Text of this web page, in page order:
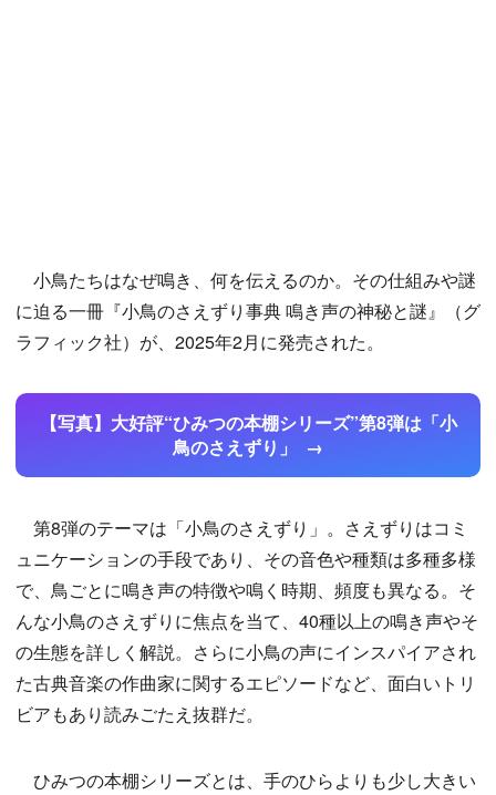
小鳥たちはなぜ鳴き、何を伝えるのか。その仕組みや謎
に迫る一冊『小鳥のさえずり事典 鳴き声の神秘と謎』（グ
ラフィック社）が、2025年2月に発売された。
【写真】大好評“ひみつの本棚シリーズ”第8弾は「小
鳥のさえずり」
第8弾のテーマは「小鳥のさえずり」。さえずりはコミ
ュニケーションの手段であり、その音色や種類は多種多様
で、鳥ごとに鳴き声の特徴や鳴く時期、頻度も異なる。そ
んな小鳥のさえずりに焦点を当て、40種以上の鳴き声やそ
の生態を詳しく解説。さらに小鳥の声にインスパイアされ
た古典音楽の作曲家に関するエピソードなど、面白いトリ
ビアもあり読みごたえ抜群だ。
ひみつの本棚シリーズとは、手のひらよりも少し大きい